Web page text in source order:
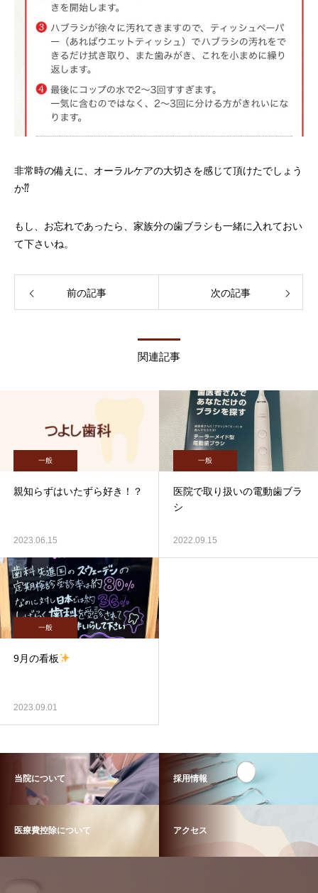
非常時の備えに、オーラルケアの大切さを感じて頂けたでしょう
か⁇
もし、お忘れであったら、家族分の歯ブラシも一緒に入れておい
て下さいね。
前の記事 次の記事
関連記事
一般
親知らずはいたずら好き！？
2023.06.15
一般
医院で取り扱いの電動歯ブラ
シ
2022.09.15
一般
9月の看板
2023.09.01
当院について 採用情報
医療費控除について アクセス